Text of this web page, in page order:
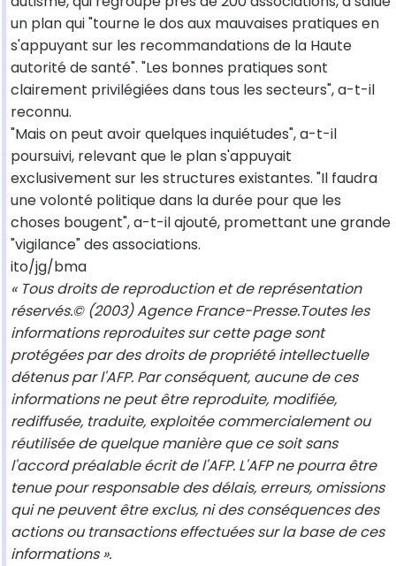
un plan qui "tourne le dos aux mauvaises pratiques en
s'appuyant sur les recommandations de la Haute
autorité de santé". "Les bonnes pratiques sont
clairement privilégiées dans tous les secteurs", a-t-il
reconnu.
"Mais on peut avoir quelques inquiétudes", a-t-il
poursuivi, relevant que le plan s'appuyait
exclusivement sur les structures existantes. "Il faudra
une volonté politique dans la durée pour que les
choses bougent", a-t-il ajouté, promettant une grande
"vigilance" des associations.
ito/jg/bma
« Tous droits de reproduction et de représentation
réservés.© (2003) Agence France-Presse.Toutes les
informations reproduites sur cette page sont
protégées par des droits de propriété intellectuelle
détenus par l'AFP. Par conséquent, aucune de ces
informations ne peut être reproduite, modifiée,
rediffusée, traduite, exploitée commercialement ou
réutilisée de quelque manière que ce soit sans
l'accord préalable écrit de l'AFP. L'AFP ne pourra être
tenue pour responsable des délais, erreurs, omissions
qui ne peuvent être exclus, ni des conséquences des
actions ou transactions effectuées sur la base de ces
informations ».